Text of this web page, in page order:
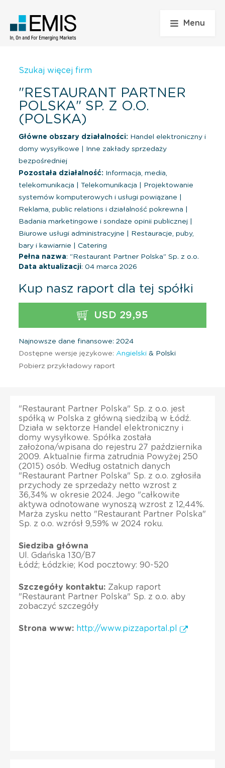
Menu
Szukaj więcej firm
"RESTAURANT PARTNER
POLSKA" SP. Z O.O.
(POLSKA)
Główne obszary działalności: Handel elektroniczny i
domy wysyłkowe
Inne zakłady sprzedaży
bezpośredniej
Pozostała działalność: Informacja, media,
telekomunikacja
Telekomunikacja
Projektowanie
systemów komputerowych i usługi powiązane
Reklama, public relations i działalność pokrewna
Badania marketingowe i sondaże opinii publicznej
Biurowe usługi administracyjne
Restauracje, puby,
bary i kawiarnie
Catering
Pełna nazwa: "Restaurant Partner Polska" Sp. z o.o.
Data aktualizacji: 04 marca 2026
Kup nasz raport dla tej spółki
USD 29,95
Najnowsze dane finansowe: 2024
Dostępne wersje językowe: Angielski & Polski
Pobierz przykładowy raport
"Restaurant Partner Polska" Sp. z o.o. jest
spółką w Polska z główną siedzibą w Łódź.
Działa w sektorze Handel elektroniczny i
domy wysyłkowe. Spółka została
założona/wpisana do rejestru 27 października
2009. Aktualnie firma zatrudnia Powyżej 250
(2015) osób. Według ostatnich danych
"Restaurant Partner Polska" Sp. z o.o. zgłosiła
przychody ze sprzedaży netto wzrost z
36,34% w okresie 2024. Jego "całkowite
aktywa odnotowane wynoszą wzrost z 12,44%.
Marża zysku netto "Restaurant Partner Polska"
Sp. z o.o. wzrósł 9,59% w 2024 roku.
Siedziba główna
Ul. Gdańska 130/B7
Łódź; Łódzkie; Kod pocztowy: 90-520
Szczegóły kontaktu: Zakup raport
"Restaurant Partner Polska" Sp. z o.o. aby
zobaczyć szczegóły
Strona www: http://www.pizzaportal.pl